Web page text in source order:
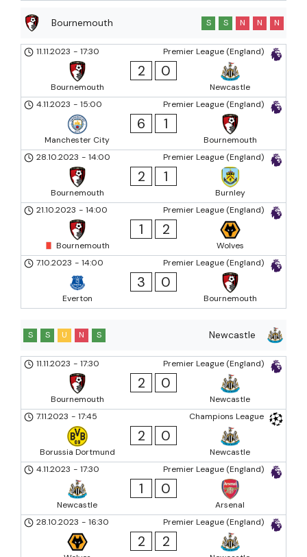
Bournemouth S S N N N
Premier League (England)
11.11.2023 - 17:30
Bournemouth
2 0
Newcastle
Premier League (England)
4.11.2023 - 15:00
Manchester City
6 1
Bournemouth
Premier League (England)
28.10.2023 - 14:00
Bournemouth
2 1
Burnley
Premier League (England)
21.10.2023 - 14:00
Bournemouth
1 2
Wolves
Premier League (England)
7.10.2023 - 14:00
Everton
3 0
Bournemouth
Newcastle
S S U N S
Premier League (England)
11.11.2023 - 17:30
Bournemouth
2 0
Newcastle
Champions League
7.11.2023 - 17:45
Borussia Dortmund
2 0
Newcastle
Premier League (England)
4.11.2023 - 17:30
Newcastle
1 0
Arsenal
Premier League (England)
28.10.2023 - 16:30
2 2